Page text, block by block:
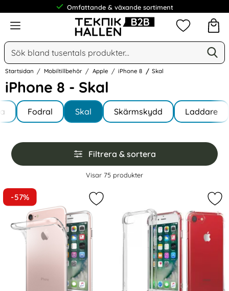
Omfattande & växande sortiment
Meny
Sök
Sök på Narse Group AB
Mina
Startsidan Mobiltillbehör Apple iPhone 8 Skal
iPhone 8 - Skal
Hoppa
till
produkter
Underkategorier
Fodral Skal Skärmskydd Laddare
Hoppa
över
filtersektionen
Filtrera & sortera
Filtrera & sortera
Visar 75 produkter
produktlista
-57%
Markera iPhone 7/8/SE (2020/